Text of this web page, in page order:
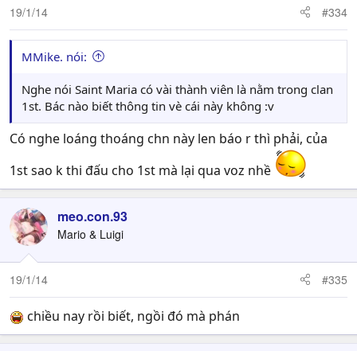
19/1/14 #334
MMike. nói:
Nghe nói Saint Maria có vài thành viên là nằm trong clan
1st. Bác nào biết thông tin vè cái này không :v
Có nghe loáng thoáng chn này len báo r thì phải, của
1st sao k thi đấu cho 1st mà lại qua voz nhề
meo.con.93
Mario & Luigi
19/1/14 #335
chiều nay rồi biết, ngồi đó mà phán